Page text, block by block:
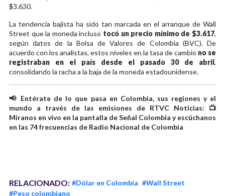
$3.630.
La tendencia bajista ha sido tan marcada en el arranque de Wall
Street que la moneda incluso tocó un precio mínimo de $3.617,
según datos de la Bolsa de Valores de Colombia (BVC). De
acuerdo con los analistas, estos niveles en la tasa de cambio no se
registraban en el país desde el pasado 30 de abril,
consolidando la racha a la baja de la moneda estadounidense.
📢 Entérate de lo que pasa en Colombia, sus regiones y el
mundo a través de las emisiones de RTVC Noticias: 📺
Míranos en vivo en la pantalla de Señal Colombia y escúchanos
en las 74 frecuencias de Radio Nacional de Colombia
RELACIONADO: #Dólar en Colombia #Wall Street
#Peso colombiano